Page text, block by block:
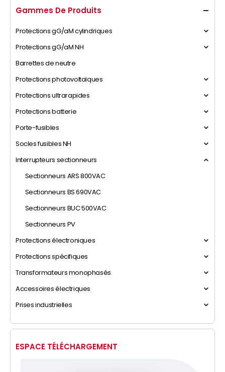
Gammes De Produits
Protections gG/aM cylindriques
Protections gG/aM NH
Barrettes de neutre
Protections photovoltaïques
Protections ultrarapides
Protections batterie
Porte-fusibles
Socles fusibles NH
Interrupteurs sectionneurs
Sectionneurs ARS 800VAC
Sectionneurs BS 690VAC
Sectionneurs BUC 500VAC
Sectionneurs PV
Protections électroniques
Protections spécifiques
Transformateurs monophasés
Accessoires électriques
Prises industrielles
ESPACE TÉLÉCHARGEMENT